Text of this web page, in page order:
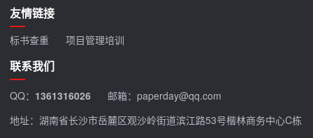
友情链接
标书查重 项目管理培训
联系我们
QQ： 1361316026
邮箱：paperday@qq.com
地址：湖南省长沙市岳麓区观沙岭街道滨江路53号楷林商务中心C栋